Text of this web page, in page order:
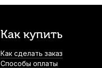
Как купить
Как сделать заказ
Способы оплаты